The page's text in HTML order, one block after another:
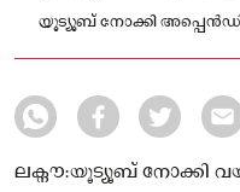
യൂട്യൂബ് നോക്കി
സ്വയം വയറ് കീറി മുറിച്ചത്
ലക്നൗ:യൂട്യൂബ് നോക്കി